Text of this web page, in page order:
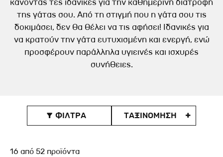
της γάτας σου. Από τη στιγμή που η γάτα σου τις
δοκιμάσει, δεν θα θέλει να τις αφήσει! Ιδανικές για
να κρατούν την γάτα ευτυχισμένη και ενεργή, ενώ
προσφέρουν παράλληλα υγιεινές και ισχυρές
συνήθειες.
 ΦΙΛΤΡΑ ΤΑΞΙΝOΜΗΣΗ
16 από52 προϊόντα